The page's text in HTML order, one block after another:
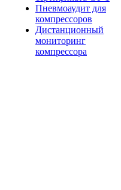
Пневмоаудит для
компрессоров
Дистанционный
мониторинг
компрессора